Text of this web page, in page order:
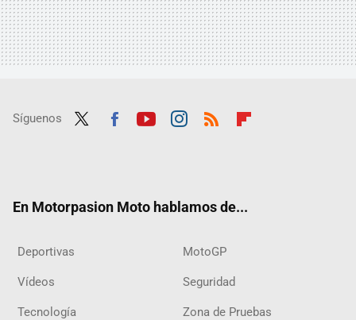
Síguenos
En Motorpasion Moto hablamos de...
Deportivas MotoGP
Vídeos Seguridad
Tecnología Zona de Pruebas